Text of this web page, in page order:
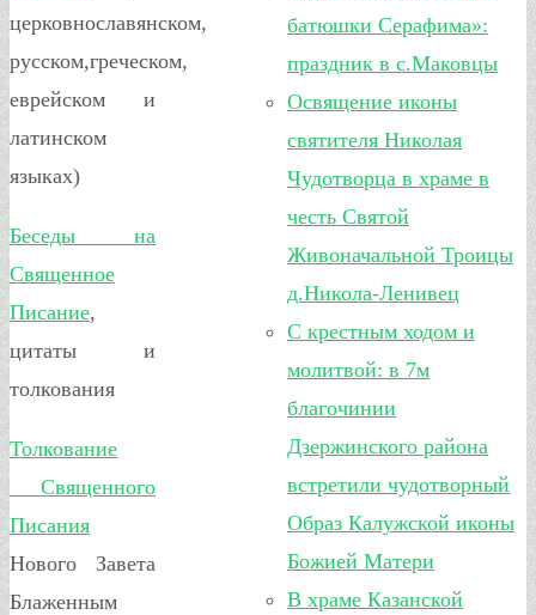
церковнославянском,
русском,греческом,
еврейском и
латинском
языках)
Беседы на
Священное
Писание,
цитаты и
толкования
Толкование
Священного
Писания
Нового Завета
Блаженным
батюшки Серафима»:
праздник в с.Маковцы
Освящение иконы
святителя Николая
Чудотворца в храме в
честь Святой
Живоначальной Троицы
д.Никола-Ленивец
С крестным ходом и
молитвой: в 7м
благочинии
Дзержинского района
встретили чудотворный
Образ Калужской иконы
Божией Матери
В храме Казанской